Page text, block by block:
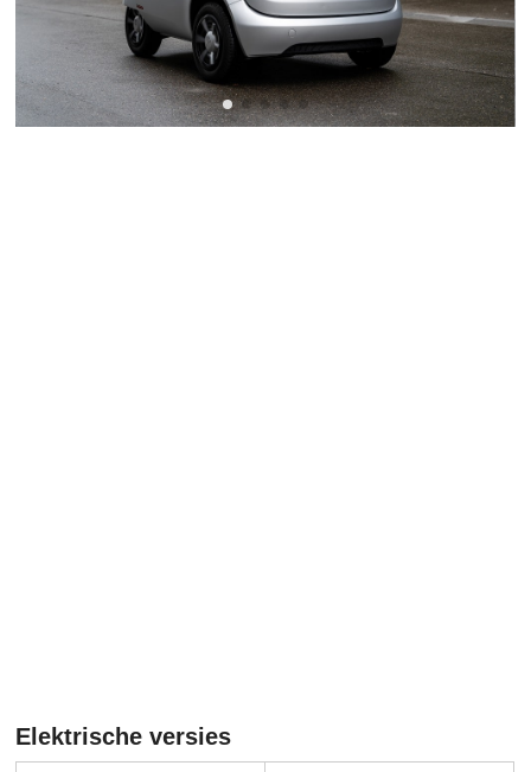
Elektrische versies